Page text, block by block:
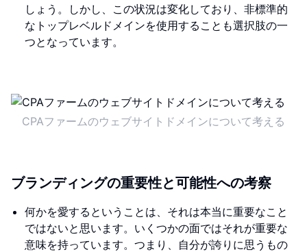
しょう。しかし、この状況は変化しており、非標準的
なトップレベルドメインを使用することも選択肢の一
つとなっています。
CPAファームのウェブサイトドメインについて考える
ブランディングの重要性と可能性への考察
何かを愛するということは、それは本当に重要なこと
ではないと思います。いくつかの面ではそれが重要な
意味を持っています。つまり、自分が誇りに思うもの